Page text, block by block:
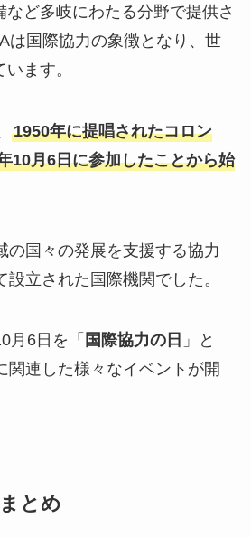
ど多岐にわたる分野で提供さ
は国際協力の象徴となり、世
ます。
1950年に提唱されたコロン
10月6日に参加したことから始
の国々の発展を支援する協力
立された国際機関でした。
月6日を「 国際協力の日 」と
関連した様々なイベントが開
とめ